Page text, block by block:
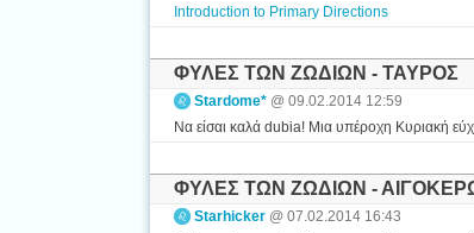
Introduction to Primary Directions
ΦΥΛΕΣ ΤΩΝ ΖΩΔΙΩΝ - ΤΑΥΡΟΣ
Stardome* @ 09.02.2014 12:59
Να είσαι καλά dubia! Μια υπέροχη Κυριακή
ΦΥΛΕΣ ΤΩΝ ΖΩΔΙΩΝ -
Starhicker @ 07.02.2014 16:43